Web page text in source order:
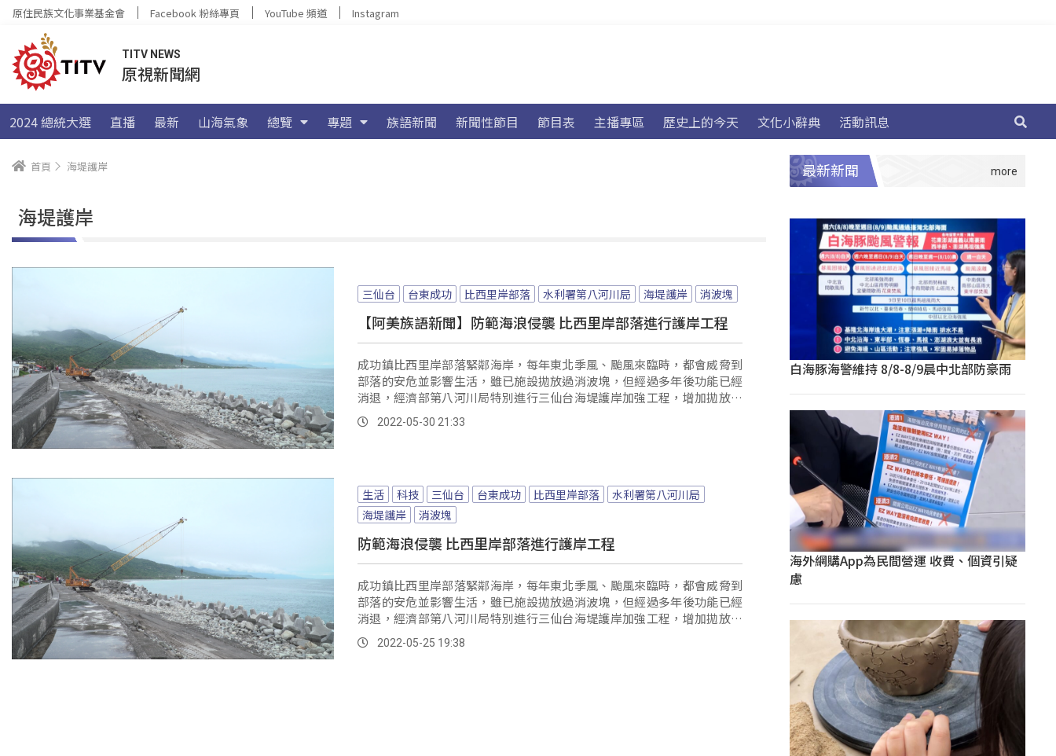
原住民族文化事業基金會 Facebook 粉絲專頁 YouTube 頻道 Instagram
TITV NEWS
原視新聞網
2024 總統大選 直播 最新 山海氣象 總覽 專題 族語新聞 新聞性節目 節目表 主播專區 歷史上的今天 文化小辭典 活動訊息
首頁 海堤護岸
海堤護岸
三仙台 台東成功 比西里岸部落 水利署第八河川局 海堤護岸 消波塊
【阿美族語新聞】防範海浪侵襲 比西里岸部落進行護岸工程
成功鎮比西里岸部落緊鄰海岸，每年東北季風、颱風來臨時，都會威脅到
部落的安危並影響生活，雖已施設拋放過消波塊，但經過多年後功能已經
消退，經濟部第八河川局特別進行三仙台海堤護岸加強工程，增加拋放了
1873顆消波塊。
2022-05-30 21:33
生活 科技 三仙台 台東成功 比西里岸部落
水利署第八河川局
海堤護岸
消波塊
防範海浪侵襲 比西里岸部落進行護岸工程
成功鎮比西里岸部落緊鄰海岸，每年東北季風、颱風來臨時，都會威脅到
部落的安危並影響生活，雖已施設拋放過消波塊，但經過多年後功能已經
消退，經濟部第八河川局特別進行三仙台海堤護岸加強工程，增加拋放了
1873...。
2022-05-25 19:38
最新新聞
白海豚海警維持 8/8-8/9晨中北部防豪雨
海外網購App為民間營運 收費、個資引疑
慮